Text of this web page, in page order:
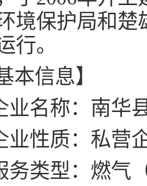
境保护局和楚
行。
本信息】
业名称：南华
业性质：私营
务类型：燃气